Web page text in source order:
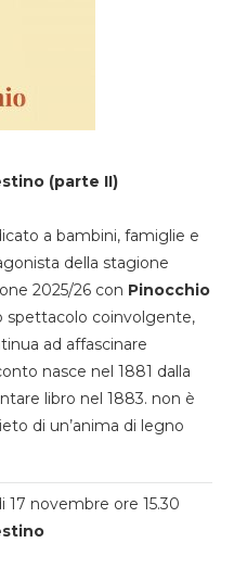
(parte II)
a bambini, famiglie e
della stagione
2025/26 con Pinocchio
spettacolo coinvolgente,
ad affascinare
nasce nel 1881 dalla
libro nel 1883. non è
di un’anima di legno
novembre ore 15.30